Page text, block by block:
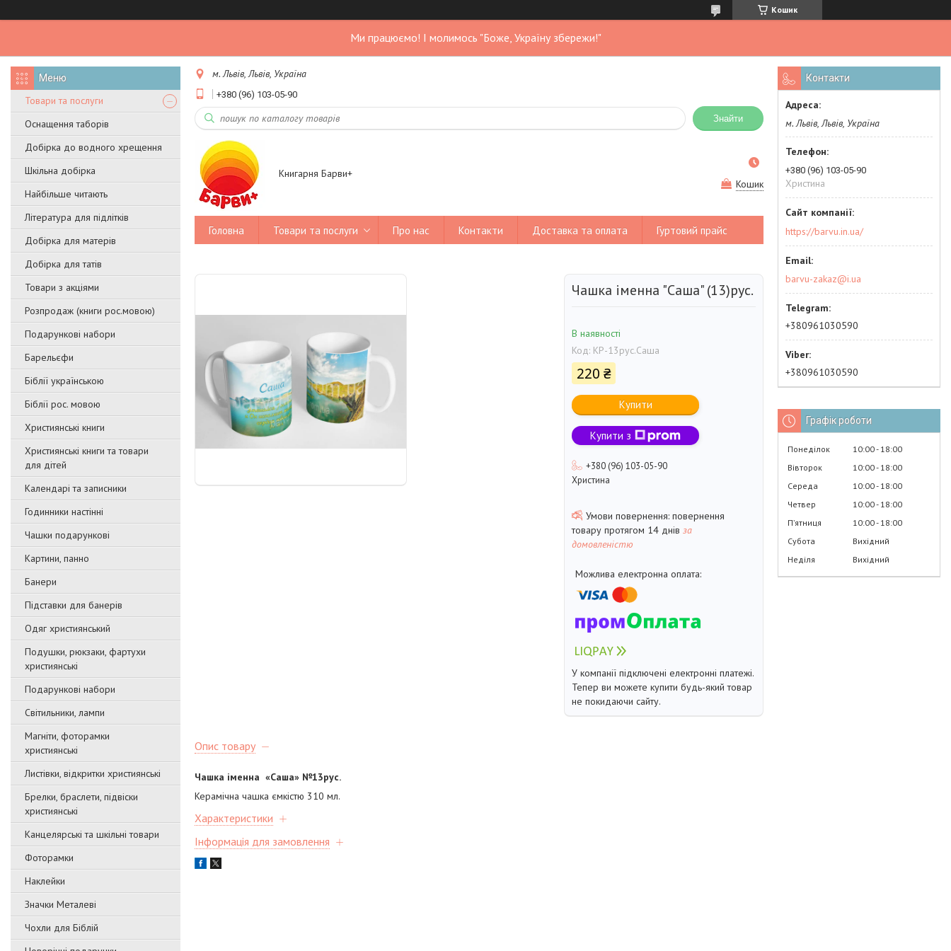
Кошик
Ми працюємо! І молимось "Боже, Україну збережи!"
Товари та послуги
Оснащення таборів
Добірка до водного хрещення
Шкільна добірка
Найбільше читають
Література для підлітків
Добірка для матерів
Добірка для татів
Товари з акціями
Розпродаж (книги рос.мовою)
Подарункові набори
Барельєфи
Біблії українською
Біблії рос. мовою
Християнські книги
Християнські книги та товари
для дітей
Календарі та записники
Годинники настінні
Чашки подарункові
Картини, панно
Банери
Підставки для банерів
Одяг християнський
Подушки, рюкзаки, фартухи
християнські
Подарункові набори
Світильники, лампи
Магніти, фоторамки
християнські
Листівки, відкритки християнські
Брелки, браслети, підвіски
християнські
Канцелярські та шкільні товари
Фоторамки
Наклейки
Значки Металеві
Чохли для Біблій
м. Львів, Львів, Україна
+380 (96) 103-05-90
Знайти
Книгарня Барви+
Кошик
Головна Товари та послуги Про нас Контакти Доставка та оплата Гуртовий прайс
Чашка іменна "Саша" (13)рус.
В наявності
Код: КР-13рус.Саша
220 ₴
Купити
Купити з
+380 (96) 103-05-90
Христина
повернення
товару протягом 14 днів за
домовленістю
У компанії підключені електронні платежі.
Тепер ви можете купити будь-який товар
не покидаючи сайту.
Опис товару
Чашка іменна «Саша» №13рус.
Керамічна чашка ємкістю 310 мл.
Характеристики
Інформація для замовлення
Контакти
м. Львів, Львів, Україна
+380 (96) 103-05-90
Христина
https://barvu.in.ua/
barvu-zakaz@i.ua
+380961030590
+380961030590
Графік роботи
Понеділок 10:00 18:00
Вівторок
10:00 18:00
Середа
10:00 18:00
Четвер
10:00 18:00
Пʼятниця
10:00 18:00
Субота
Вихідний
Неділя
Вихідний